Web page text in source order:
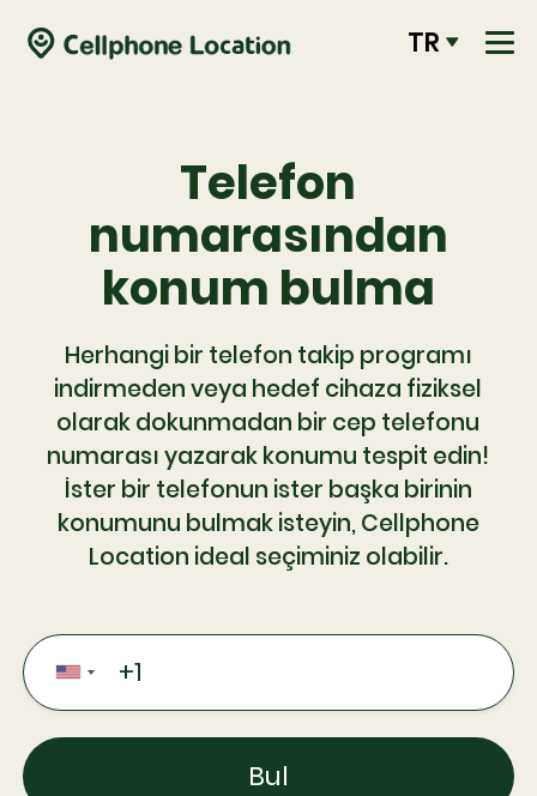
TR
Telefon
numarasından
konum bulma
Herhangi bir telefon takip programı
indirmeden veya hedef cihaza fiziksel
olarak dokunmadan bir cep telefonu
numarası yazarak konumu tespit edin!
İster bir telefonun ister başka birinin
konumunu bulmak isteyin, Cellphone
Location ideal seçiminiz olabilir.
Bul